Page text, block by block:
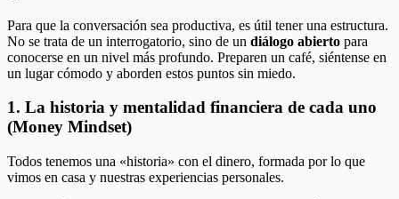
Para que la conversación sea productiva, es útil tener una estructura.
No se trata de un interrogatorio, sino de un diálogo abierto para
conocerse en un nivel más profundo. Preparen un café, siéntense en
un lugar cómodo y aborden estos puntos sin miedo.
1. La historia y mentalidad financiera de cada uno
(Money Mindset)
Todos tenemos una «historia» con el dinero, formada por lo que
vimos en casa y nuestras experiencias personales.